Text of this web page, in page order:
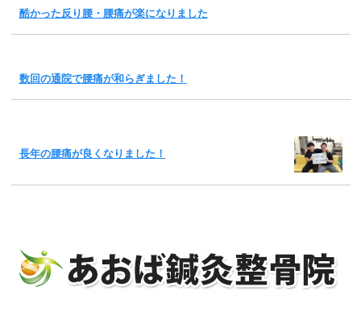
酷かった反り腰・腰痛が楽になりました
数回の通院で腰痛が和らぎました！
長年の腰痛が良くなりました！